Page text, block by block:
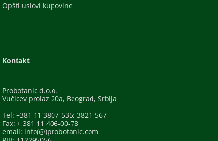
Opšti uslovi kupovine
Kontakt
Probotanic d.o.o.
Vučićev prolaz 20a, Beograd, Srbija
Tel: +381 11 3807-535; 3821-567
Fax: + 381 11 406-00-78
email: info(@)probotanic.com